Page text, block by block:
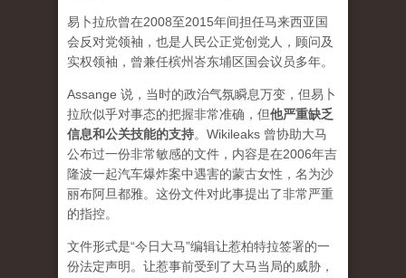
易卜拉欣曾在2008至2015年间担任马来西亚国
会反对党领袖，也是人民公正党创党人，顾问及
实权领袖，曾兼任槟州峇东埔区国会议员多年。
Assange 说，当时的政治气氛瞬息万变，但易卜
拉欣似乎对事态的把握非常准确，但他严重缺乏
信息和公关技能的支持。Wikileaks 曾协助大马
公布过一份非常敏感的文件，内容是在2006年吉
隆波一起汽车爆炸案中遇害的蒙古女性，名为沙
丽布阿旦都雅。这份文件对此事提出了非常严重
的指控。
文件形式是“今日大马”编辑让惹柏特拉签署的一
份法定声明。让惹事前受到了大马当局的威胁，